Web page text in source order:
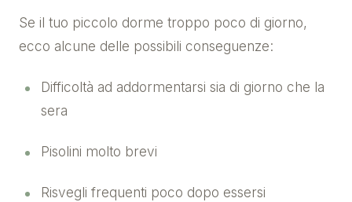
Se il tuo piccolo dorme troppo poco di giorno,
ecco alcune delle possibili conseguenze:
Difficoltà ad addormentarsi sia di giorno che la
sera
Pisolini molto brevi
Risvegli frequenti poco dopo essersi